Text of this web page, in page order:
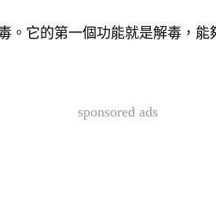
。它的第一個功能就是解毒，能
sponsored ads